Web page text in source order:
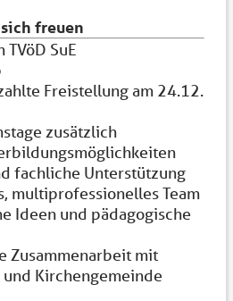
freuen
SuE
Freistellung am 24.12.
zusätzlich
fachliche Unterstützung
multiprofessionelles Team
Ideen und pädagogische
Zusammenarbeit mit
und Kirchengemeinde